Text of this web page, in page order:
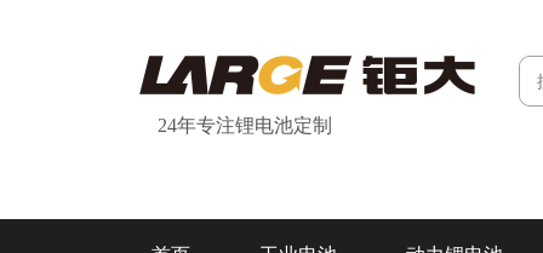
24年专注锂电池定制